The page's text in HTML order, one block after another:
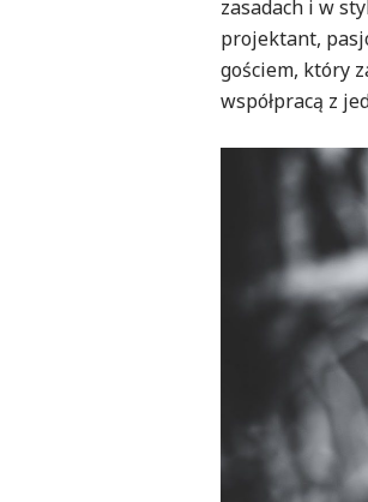
zasadach i w
projektant,
gościem, który
współpracą z